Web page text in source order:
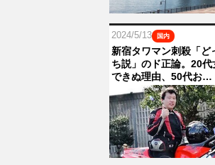
2024/5/13 国内
新宿タワマン刺殺「ど
ち説」のド正論。20
できぬ理由、50代お…